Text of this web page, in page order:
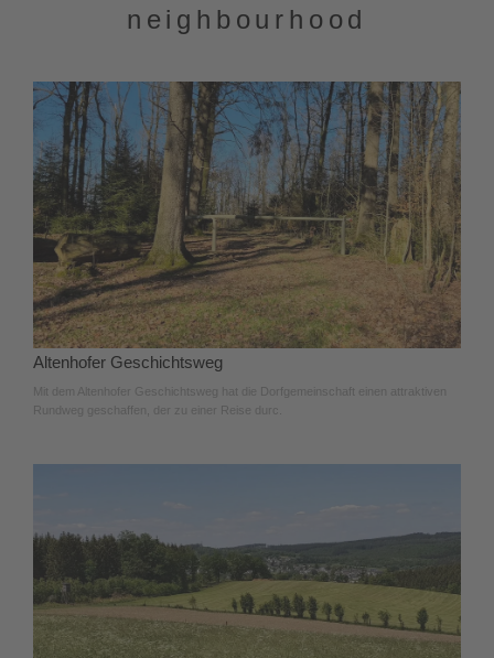
neighbourhood
Altenhofer Geschichtsweg
Mit dem Altenhofer Geschichtsweg hat die Dorfgemeinschaft einen attraktiven
Rundweg geschaffen, der zu einer Reise durc.